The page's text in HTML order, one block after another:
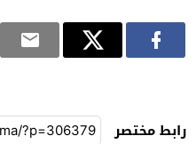
رابط مختصر